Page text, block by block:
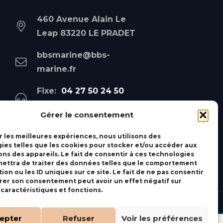
Gérer le consentement
les meilleures expériences, nous utilisons des
telles que les cookies pour stocker et/ou accéder aux
des appareils. Le fait de consentir à ces technologies
de traiter des données telles que le comportement
ou les ID uniques sur ce site. Le fait de ne pas consentir
son consentement peut avoir un effet négatif sur
et fonctions.
Refuser Voir les préférences
460 Avenue Alain Le
Leap 83220 LE PRADET
bbsmarine@bbs-
marine.fr
Fixe: 04 27 50 24 50